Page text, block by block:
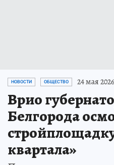
НОВОСТИ ОБЩЕСТВО 24 мая
Врио
Белгорода
квартала»